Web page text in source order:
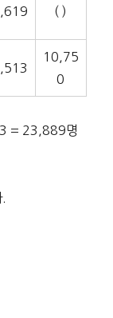
( )
10,75
0
= 23,889명